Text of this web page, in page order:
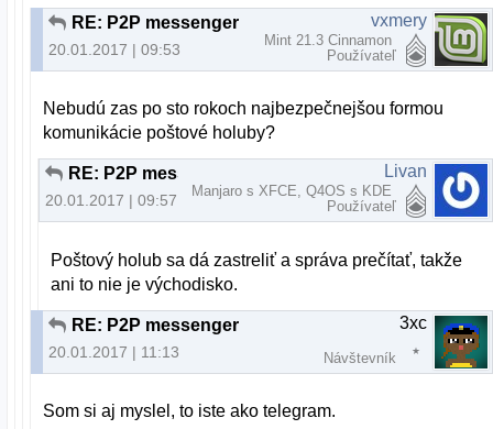
RE: P2P messenger
20.01.2017 | 09:53
vxmery
Mint 21.3 Cinnamon
Používateľ
Nebudú zas po sto rokoch najbezpečnejšou formou
komunikácie poštové holuby?
RE: P2P messenger
20.01.2017 | 09:57
Livan
Manjaro s XFCE, Q4OS s KDE
Používateľ
Poštový holub sa dá zastreliť a správa prečítať, takže
ani to nie je východisko.
RE: P2P messenger
20.01.2017 | 11:13
3xc
Návštevník
Som si aj myslel, to iste ako telegram.